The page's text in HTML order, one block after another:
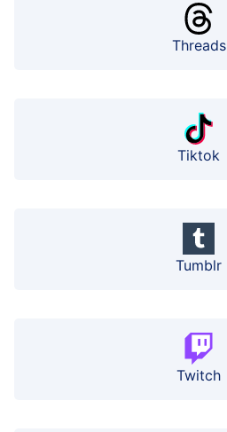
Threads
Tiktok
Tumblr
Twitch